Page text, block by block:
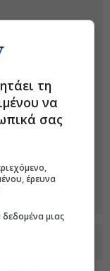
τη
να
σας
έρευνα
μιας